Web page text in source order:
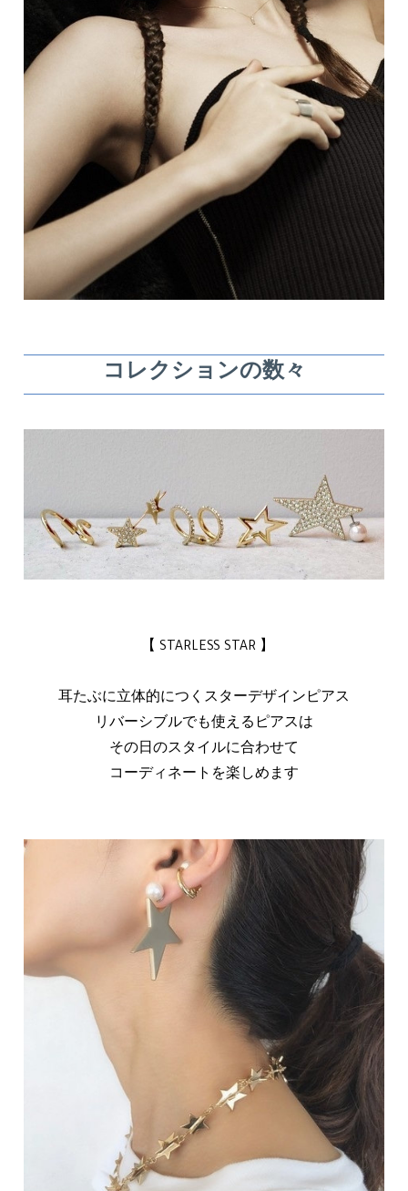
コレクションの数々
【 STARLESS STAR 】
耳たぶに立体的につくスターデザインピアス
リバーシブルでも使えるピアスは
その日のスタイルに合わせて
コーディネートを楽しめます